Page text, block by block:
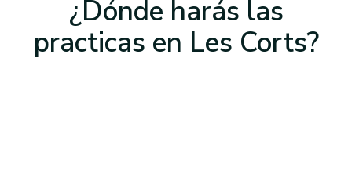
¿Dónde harás las
practicas en Les Corts?